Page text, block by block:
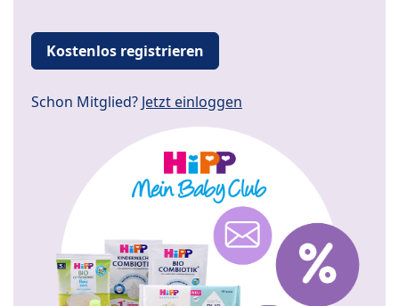
Kostenlos registrieren
Schon Mitglied? Jetzt einloggen